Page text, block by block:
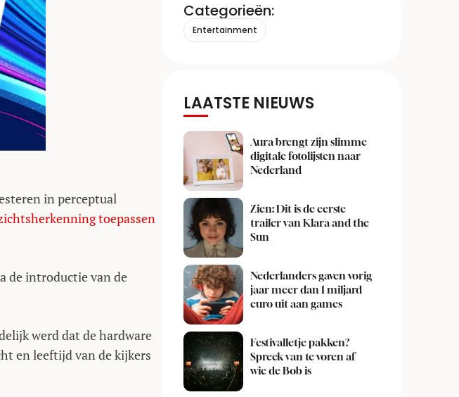
in perceptual
toepassen
de introductie van de
werd dat de hardware
en leeftijd van de kijkers
Categorieën:
Entertainment
LAATSTE NIEUWS
Aura brengt zijn slimme
digitale fotolijsten naar
Nederland
Zien: Dit is de eerste
trailer van Klara and the
Sun
Nederlanders gaven vorig
jaar meer dan 1 miljard
euro uit aan games
Festivalletje pakken?
Spreek van te voren af
wie de Bob is